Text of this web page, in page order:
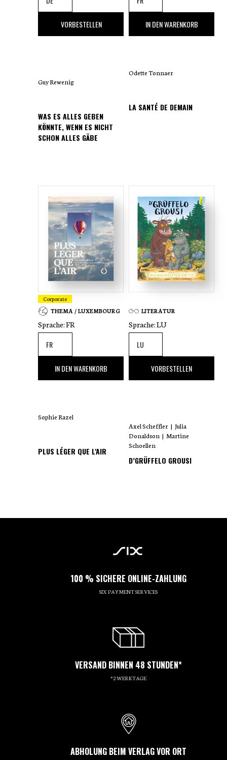
gedicht, mee all Geschicht huet hir ganz
Loosst Iech op en Neits vum Henri Losch
eegen Erënnerungen opliewen.
,00 €VORBESTELLEN
Guy Rewenig
WAS ES ALLES GEBEN
KÖNNTE, WENN ES NICHT
SCHON ALLES GÄBE
,00 €
IN DEN WARENKORB
Odette Tonnaer
LA SANTÉ DE DEMAIN
Corporate
THEMA / LUXEMBOURG
Sprache:FR
,00 €
IN DEN WARENKORB
Sophie Razel
PLUS LÉGER QUE L'AIR
LITERATUR
Sprache:LU
,00 €VORBESTELLEN
Axel Scheffler | Julia
Donaldson | Martine
Schoellen
D’GRÜFFELO GROUSI
100 % SICHERE ONLINE-ZAHLUNG
SIX PAYMENT SERVICES
VERSAND BINNEN 48 STUNDEN*
*2 WERKTAGE
ABHOLUNG BEIM VERLAG VOR ORT